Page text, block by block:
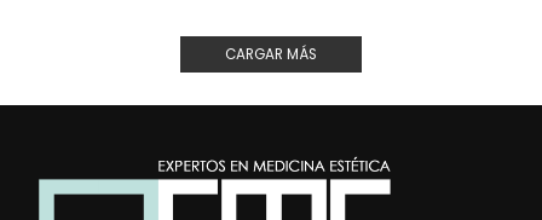
CARGAR MÁS